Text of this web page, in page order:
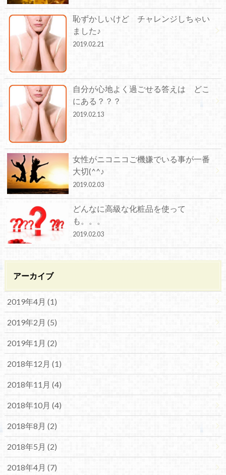
恥ずかしいけど チャレンジしちゃい
ました♪
2019.02.21
自分が心地よく過ごせる答えは どこ
にある？？？
2019.02.13
女性がニコニコご機嫌でいる事が一番
大切(^^♪
2019.02.03
どんなに高級な化粧品を使って
も。。。
2019.02.03
アーカイブ
2019年4月 (1)
2019年2月 (5)
2019年1月 (2)
2018年12月 (1)
2018年11月 (4)
2018年10月 (4)
2018年8月 (2)
2018年5月 (2)
2018年4月 (7)